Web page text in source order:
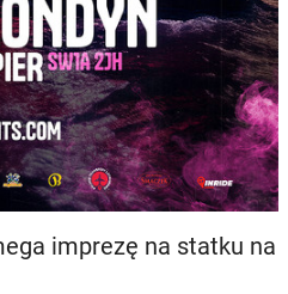
imprezę na statku na